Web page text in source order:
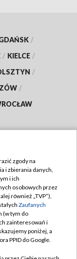
/
/ KIELCE /
/
/
zgody na
i zbierania danych,
i ich
osobowych przez
również „TVP”),
Zaufanych
(w tym do
zainteresowań i
poniżej, a
PPID do Google.